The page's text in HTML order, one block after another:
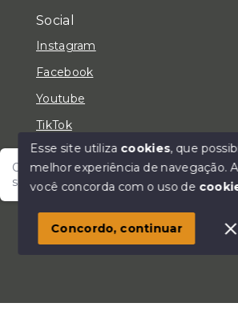
Olá! Fale com um de nossos
seu lar!
Social
Instagram
Facebook
Youtube
TikTok
© Copyright 2026 - LC Negócios
SITE PARA IMOBILIARIA
Esse site utiliza cookies, que
melhor experiência de navegação.
você concorda com o uso de
Concordo, continuar